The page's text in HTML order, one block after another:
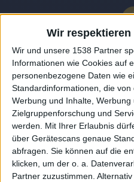
Wir
Wir und unsere 1538 Partner
Informationen wie Cookies auf
personenbezogene Daten wie
Standardinformationen, die
Werbung und Inhalte, Werbung
Zielgruppenforschung und
werden.
Mit Ihrer Erlaubnis
über Gerätescans genaue
abfragen. Sie können auf die
klicken, um der o. a.
Partner zuzustimmen.
Auf DESMONDO findet Ihr
individuelles, gemütliches
die aktuellsten
neuesten Smart Home